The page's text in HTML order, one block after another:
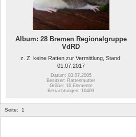
Album: 28 Bremen Regionalgruppe
VdRD
z. Z. keine Ratten zur Vermittlung, Stand:
01.07.2017
Datum: 03.07.2005
Besitzer: Rattenmutter
Größe: 16 Elemente
Betrachtungen: 16409
Seite: 1